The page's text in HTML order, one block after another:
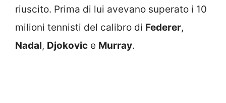
riuscito. Prima di lui avevano superato i 10
milioni tennisti del calibro di Federer,
Nadal, Djokovic e Murray.